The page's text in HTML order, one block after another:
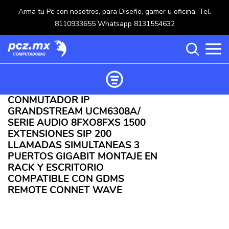
Arma tu Pc con nosotros, para Diseño, gamer u oficina. Tel.
8110933655 Whatsapp 8131554632
Categorías
Carrito de compras ()
Crear una cuenta
Ordenar productos
Categorías
PROCESADORES
OPTICOS
CONMUTADOR IP
GRANDSTREAM UCM6308A/
SERIE AUDIO 8FXO8FXS 1500
EXTENSIONES SIP 200
LLAMADAS SIMULTANEAS 3
PUERTOS GIGABIT MONTAJE EN
RACK Y ESCRITORIO
COMPATIBLE CON GDMS
REMOTE CONNET WAVE